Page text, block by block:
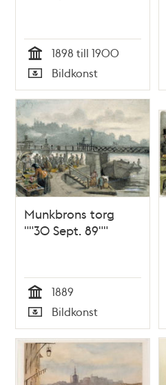
Tid
1898 till 1900
Typ
Bildkonst
Munkbrons torg
""30 Sept. 89""
Tid
1889
Typ
Bildkonst